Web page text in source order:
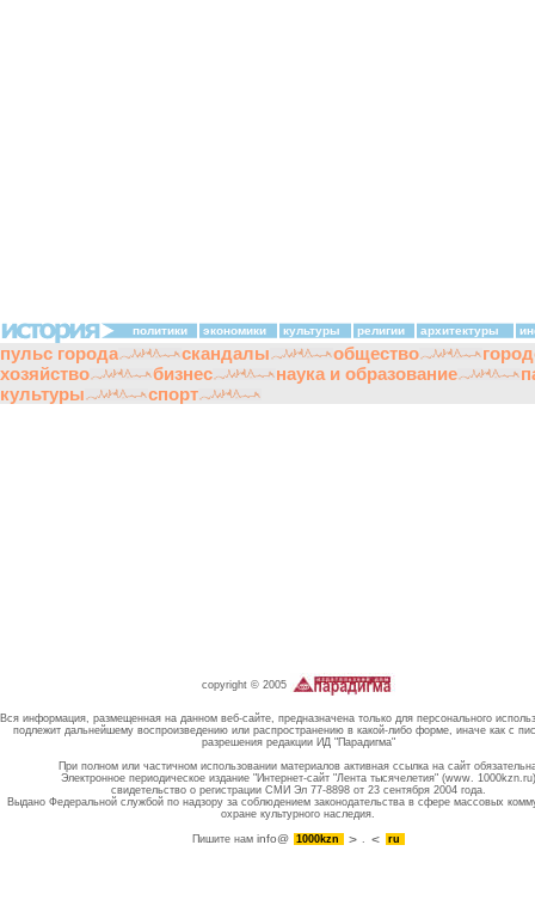
политики экономики культуры религии архитектуры
пульс города скандалы общество
хозяйство
бизнес наука и образование
культуры
спорт
copyright © 2005
Вся информация, размещенная на данном веб-сайте, предназначена только для персонального
подлежит дальнейшему воспроизведению или распространению в какой-либо форме, иначе как с
разрешения редакции ИД "Парадигма"
При полном или частичном использовании материалов активная ссылка на сайт
Электронное периодическое издание "Интернет-сайт "Лента тысячелетия" (www. 1000kzn.ru)
свидетельство о регистрации СМИ Эл 77-8898 от 23 сентября 2004 года.
Выдано Федеральной службой по надзору за соблюдением законодательства в сфере массовых
охране культурного наследия.
Пишите намinfo@ 1000kzn . ru